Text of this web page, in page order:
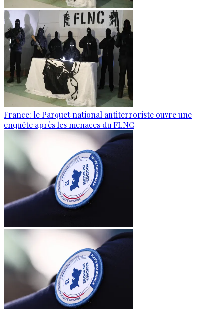
France: le Parquet national antiterroriste ouvre une
enquête après les menaces du FLNC